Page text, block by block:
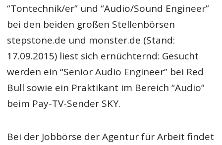
“Tontechnik/er” und “Audio/Sound Engineer”
bei den beiden großen Stellenbörsen
stepstone.de und monster.de (Stand:
17.09.2015) liest sich ernüchternd: Gesucht
werden ein “Senior Audio Engineer” bei Red
Bull sowie ein Praktikant im Bereich “Audio”
beim Pay-TV-Sender SKY.
Bei der Jobbörse der Agentur für Arbeit findet